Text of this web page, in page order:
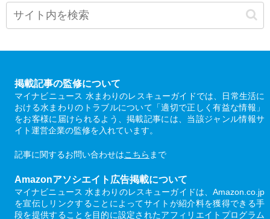
掲載記事の監修について
マイナビニュース 水まわりのレスキューガイドでは、日常生活に
おける水まわりのトラブルについて「適切で正しく有益な情報」
をお客様に届けられるよう、掲載記事には、当該ジャンル情報サ
イト運営企業の監修を入れています。
記事に関するお問い合わせはこちら まで
Amazonアソシエイト広告掲載について
マイナビニュース 水まわりのレスキューガイドは、Amazon.co.jp
を宣伝しリンクすることによってサイトが紹介料を獲得できる手
段を提供することを目的に設定されたアフィリエイトプログラム